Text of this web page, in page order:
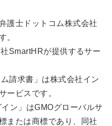
護士ドットコム株式会社
。
SmartHRが提供するサー
請求書」は株式会社イン
ービスです。
イン」はGMOグローバルサ
または商標であり、同社